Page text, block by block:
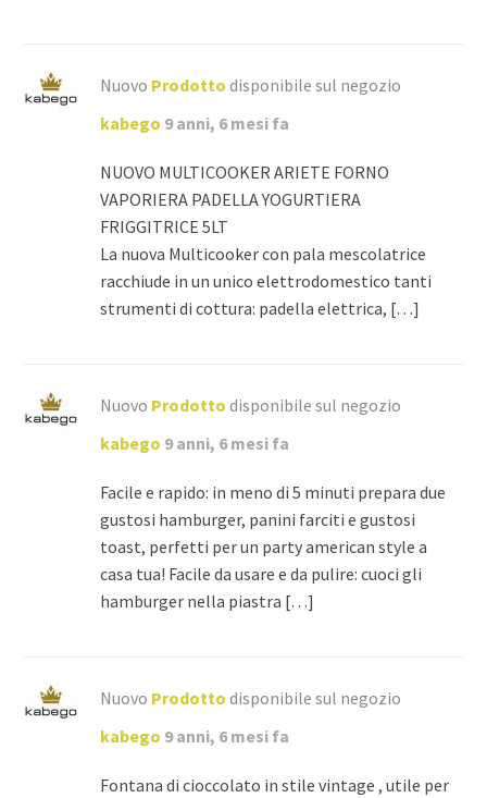
Nuovo Prodotto disponibile sul negozio
kabego 9 anni, 6 mesi fa
NUOVO MULTICOOKER ARIETE FORNO
VAPORIERA PADELLA YOGURTIERA
FRIGGITRICE 5LT
La nuova Multicooker con pala mescolatrice
racchiude in un unico elettrodomestico tanti
strumenti di cottura: padella elettrica, […]
Nuovo Prodotto disponibile sul negozio
kabego 9 anni, 6 mesi fa
Facile e rapido: in meno di 5 minuti prepara due
gustosi hamburger, panini farciti e gustosi
toast, perfetti per un party american style a
casa tua! Facile da usare e da pulire: cuoci gli
hamburger nella piastra […]
Nuovo Prodotto disponibile sul negozio
kabego 9 anni, 6 mesi fa
Fontana di cioccolato in stile vintage , utile per